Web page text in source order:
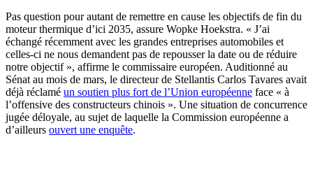
Pas question pour autant de remettre en cause les objectifs de fin du
moteur thermique d’ici 2035, assure Wopke Hoekstra. « J’ai
échangé récemment avec les grandes entreprises automobiles et
celles-ci ne nous demandent pas de repousser la date ou de réduire
notre objectif », affirme le commissaire européen. Auditionné au
Sénat au mois de mars, le directeur de Stellantis Carlos Tavares avait
déjà réclamé un soutien plus fort de l’Union européenne face « à
l’offensive des constructeurs chinois ». Une situation de concurrence
jugée déloyale, au sujet de laquelle la Commission européenne a
d’ailleurs ouvert une enquête.